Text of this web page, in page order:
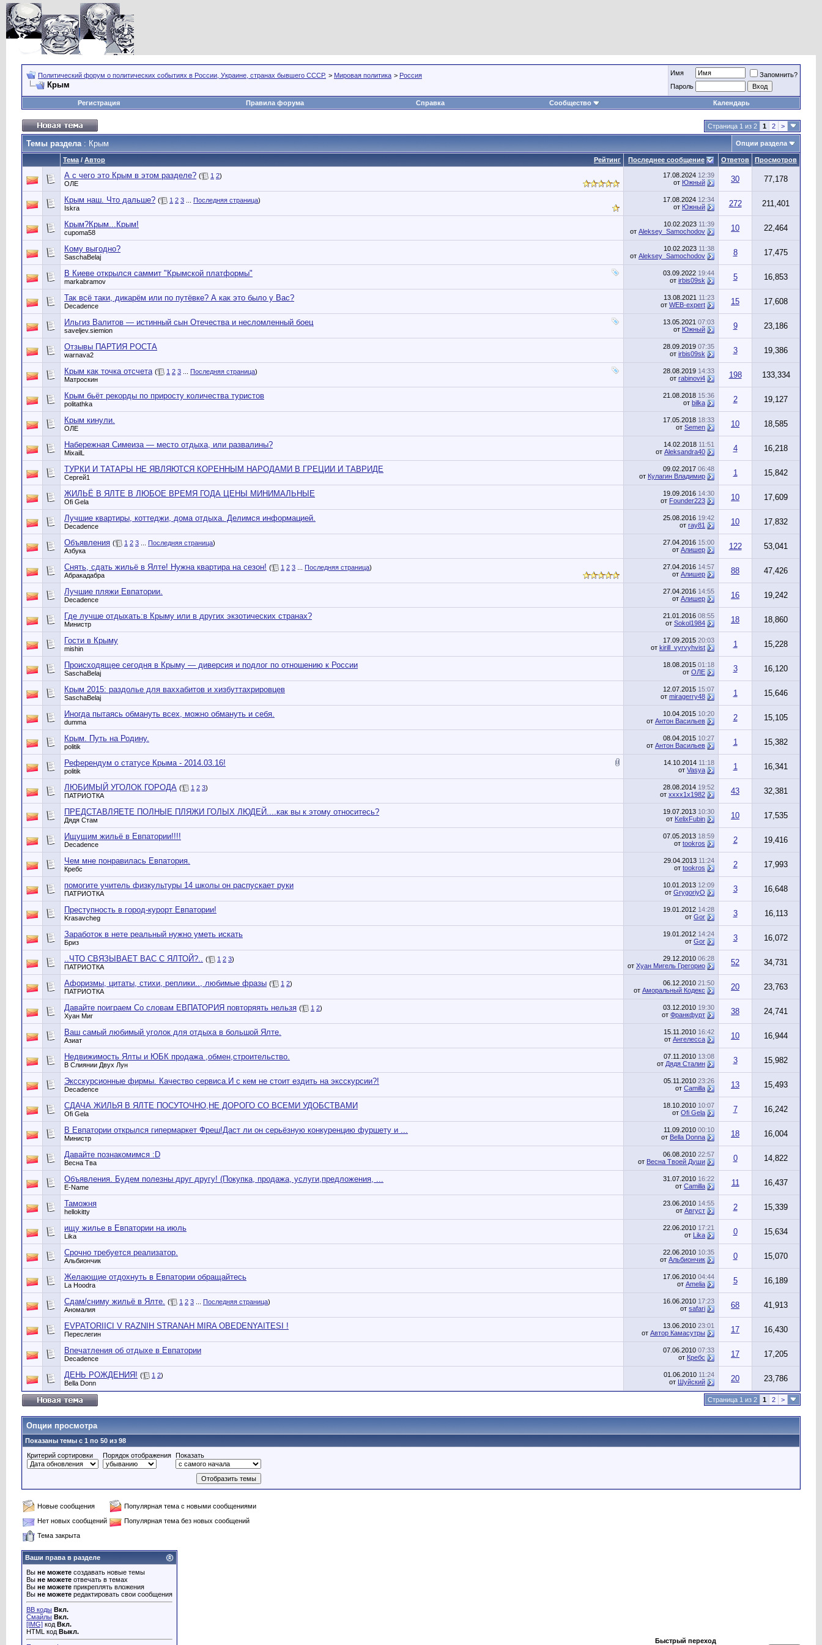
Политический форум о политических событиях в России, Украине, странах бывшего СССР. > Мировая политика > Россия
Крым
Имя
Запомнить?
Пароль
Регистрация Правила форума Справка Сообщество Календарь
Страница 1 из 2 1 2 >
Темы раздела: Крым Опции раздела
Рейтинг
Тема / Автор Последнее сообщение Ответов Просмотров
А с чего это Крым в этом разделе? ( 1 2)
ОЛЕ
17.08.2024 12:39
от Южный 30 77,178
Крым наш. Что дальше? ( 1 2 3 Последняя страница)
Iskra
17.08.2024 12:34
от Южный 272 211,401
Крым?Крым...Крым!
cupoma58
10.02.2023 11:39
от Aleksey_Samochodov 10 22,464
Кому выгодно?
SaschaBelaj
10.02.2023 11:38
от Aleksey_Samochodov 8 17,475
В Киеве открылся саммит "Крымской платформы"
markabramov
03.09.2022 19:44
от irbis09sk 5 16,853
Так всё таки, дикарём или по путёвке? А как это было у Вас?
Decadence
13.08.2021 11:23
от WEB-expert 15 17,608
Ильгиз Валитов — истинный сын Отечества и несломленный боец
saveljev.siemion
13.05.2021 07:03
от Южный 9 23,186
Отзывы ПАРТИЯ РОСТА
warnava2
28.09.2019 07:35
от irbis09sk 3 19,386
Крым как точка отсчета ( 1 2 3 Последняя страница)
Матроскин
28.08.2019 14:33
от rabinovi4 198 133,334
Крым бьёт рекорды по приросту количества туристов
politathka
21.08.2018 15:36
от bilka 2 19,127
Крым кинули.
ОЛЕ
17.05.2018 18:33
от Semen 10 18,585
Набережная Симеиза — место отдыха, или развалины?
MixailL
14.02.2018 11:51
от Aleksandra40 4 16,218
ТУРКИ И ТАТАРЫ НЕ ЯВЛЯЮТСЯ КОРЕННЫМ НАРОДАМИ В ГРЕЦИИ И ТАВРИДЕ
Сергей1
09.02.2017 06:48
от Кулагин Владимир 1 15,842
ЖИЛЬЁ В ЯЛТЕ В ЛЮБОЕ ВРЕМЯ ГОДА ЦЕНЫ МИНИМАЛЬНЫЕ
Ofi Gela
19.09.2016 14:30
от Founder223 10 17,609
Лучшие квартиры, коттеджи, дома отдыха. Делимся информацией.
Decadence
25.08.2016 19:42
от ray81 10 17,832
Объявления ( 1 2 3 Последняя страница)
Азбука
27.04.2016 15:00
от Алишер 122 53,041
Снять, сдать жильё в Ялте! Нужна квартира на сезон! ( 1 2 3 Последняя страница)
Абракадабра
27.04.2016 14:57
от Алишер 88 47,426
Лучшие пляжи Евпатории.
Decadence
27.04.2016 14:55
от Алишер 16 19,242
Где лучше отдыхать:в Крыму или в других экзотических странах?
Министр
21.01.2016 08:55
от Sokol1984 18 18,860
Гости в Крыму
mishin
17.09.2015 20:03
от kirill_vyrvyhvist 1 15,228
Происходящее сегодня в Крыму — диверсия и подлог по отношению к России
SaschaBelaj
18.08.2015 01:18
от ОЛЕ 3 16,120
Крым 2015: раздолье для ваххабитов и хизбуттахрировцев
SaschaBelaj
12.07.2015 15:07
от miragerry48 1 15,646
Иногда пытаясь обмануть всех, можно обмануть и себя.
dumma
10.04.2015 10:20
от Антон Васильев 2 15,105
Крым. Путь на Родину.
politik
08.04.2015 10:27
от Антон Васильев 1 15,382
Референдум о статусе Крыма - 2014.03.16!
politik
14.10.2014 11:18
от Vasya 1 16,341
ЛЮБИМЫЙ УГОЛОК ГОРОДА ( 1 2 3)
ПАТРИОТКА
28.08.2014 19:52
от xxxx1x1982 43 32,381
ПРЕДСТАВЛЯЕТЕ ПОЛНЫЕ ПЛЯЖИ ГОЛЫХ ЛЮДЕЙ....как вы к этому относитесь?
Дядя Стам
19.07.2013 10:30
от KelixFubin 10 17,535
Ищущим жильё в Евпатории!!!!
Decadence
07.05.2013 18:59
от tookros 2 19,416
Чем мне понравилась Евпатория.
Кребс
29.04.2013 11:24
от tookros 2 17,993
помогите учитель физкультуры 14 школы он распускает руки
ПАТРИОТКА
10.01.2013 12:09
от GrygoriyO 3 16,648
Преступность в город-курорт Евпатории!
Krasavcheg
19.01.2012 14:28
от Gor 3 16,113
Заработок в нете реальный нужно уметь искать
Бриз
19.01.2012 14:24
от Gor 3 16,072
..ЧТО СВЯЗЫВАЕТ ВАС С ЯЛТОЙ?.. ( 1 2 3)
ПАТРИОТКА
29.12.2010 06:28
от Хуан Мигель Грегорио 52 34,731
Афоризмы, цитаты, стихи, реплики.., любимые фразы ( 1 2)
ПАТРИОТКА
06.12.2010 21:50
от Аморальный Кодекс 20 23,763
Давайте поиграем Со словам ЕВПАТОРИЯ повторяять нельзя ( 1 2)
Хуан Миг
03.12.2010 19:30
от Франкфурт 38 24,741
Ваш самый любимый уголок для отдыха в большой Ялте.
Азиат
15.11.2010 16:42
от Ангелесса 10 16,944
Недвижимость Ялты и ЮБК продажа ,обмен,строительство.
В Слиянии Двух Лун
07.11.2010 13:08
от Дядя Сталин 3 15,982
Эксскурсионные фирмы. Качество сервиса.И с кем не стоит ездить на эксскурсии?!
Decadence
05.11.2010 23:26
от Camilla 13 15,493
СДАЧА ЖИЛЬЯ В ЯЛТЕ ПОСУТОЧНО,НЕ ДОРОГО СО ВСЕМИ УДОБСТВАМИ
Ofi Gela
18.10.2010 10:07
от Ofi Gela 7 16,242
В Евпатории открылся гипермаркет Фреш!Даст ли он серьёзную конкуренцию фуршету и ...
Министр
11.09.2010 00:10
от Bella Donna 18 16,004
Давайте познакомимся :D
Весна Тва
06.08.2010 22:57
от Весна Твоей Души 0 14,822
Объявления. Будем полезны друг другу! (Покупка, продажа, услуги,предложения, ...
E-Name
31.07.2010 16:22
от Camilla 11 16,437
Таможня
hellokitty
23.06.2010 14:55
от Август 2 15,339
ищу жилье в Евпатории на июль
Lika
22.06.2010 17:21
от Lika 0 15,634
Срочно требуется реализатор.
Альбиончик
22.06.2010 10:35
от Альбиончик 0 15,070
Желающие отдохнуть в Евпатории обращайтесь
La Hoodra
17.06.2010 04:44
от Amelia 5 16,189
Сдам/сниму жильё в Ялте. ( 1 2 3 Последняя страница)
Аномалия
16.06.2010 17:23
от safari 68 41,913
EVPATORIICI V RAZNIH STRANAH MIRA OBEDENYAITESI !
Переслегин
13.06.2010 23:01
от Автор Камасутры 17 16,430
Впечатления об отдыхе в Евпатории
Decadence
07.06.2010 07:33
от Кребс 17 17,205
ДЕНЬ РОЖДЕНИЯ! ( 1 2)
Bella Donn
01.06.2010 11:24
от Шуйский 20 23,786
Страница 1 из 2 1 2 >
Опции просмотра
Показаны темы с 1 по 50 из 98
Критерий сортировки
Порядок отображения Показать
Новые сообщения
Популярная тема с новыми сообщениями
Нет новых сообщений
Популярная тема без новых сообщений
Тема закрыта
Ваши права в разделе
Вы не можете создавать новые темы
Вы не можете отвечать в темах
Вы не можете прикреплять вложения
Вы не можете редактировать свои сообщения
BB коды Вкл.
Смайлы Вкл.
[IMG] код Вкл.
HTML код Выкл.
Быстрый переход